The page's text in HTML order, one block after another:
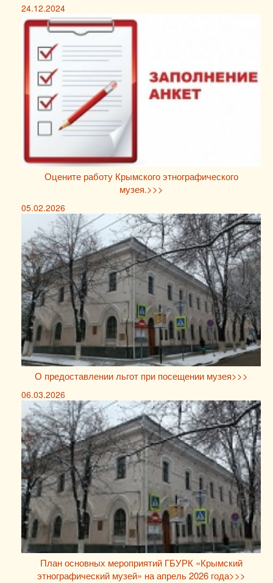
24.12.2024
Оцените работу Крымского этнографического
музея.>>>
05.02.2026
О предоставлении льгот при посещении музея>>>
06.03.2026
План основных мероприятий ГБУРК «Крымский
этнографический музей» на апрель 2026 года>>>